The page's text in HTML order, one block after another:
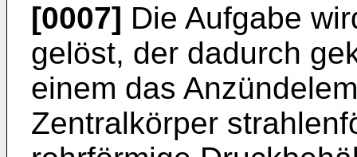
[0007] Die Aufgabe
gelöst, der dadurch
einem das
Zentralkörper